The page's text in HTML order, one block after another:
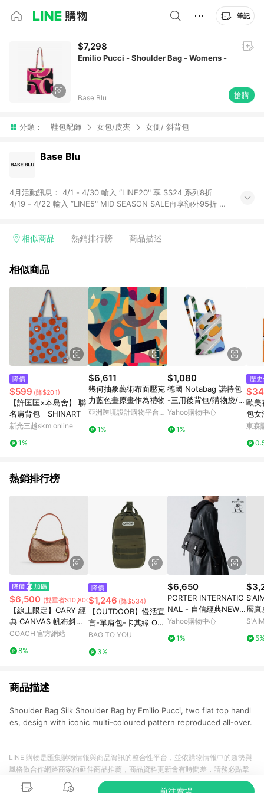
筆記
$7,298
Emilio Pucci - Shoulder Bag - Womens -
Base Blu 搶購
分類： 鞋包配飾 女包/皮夾 女側/ 斜背包
Base Blu
4月活動訊息： 4/1 - 4/30 輸入 “LINE20" 享 SS24 系列8折
4/19 - 4/22 輸入 “LINE5" MID SEASON SALE再享額外95折 ※
續確認發送。 2.國際商家之商品金額及回饋點數依據將以商品未
相似商品 熱銷排行榜 商品描述
相似商品
降價
$599 (降$201)
【許匡匡×本島舍】 聯
名肩背包｜SHINART
新光三越skm online
1%
$6,611
幾何抽象藝術布面壓克
力藍色畫原畫作為禮物
亞洲跨境設計購物平台
1%
$1,080
德國 Notabag 諾特包
-三用後背包/購物袋/手
提袋-璀璨瑰寶
Yahoo購物中心
1%
歷
歐美
包女
肩包
東森
熱銷排行榜
$6,500 (雙重省$10,800)
【線上限定】CARY 經
典 CANVAS 帆布斜背
手袋
COACH 官方網站
8%
降價
$1,246 (降$534)
【OUTDOOR】慢活宣
言-單肩包-卡其綠 OD2
33316KI
BAG TO YOU
3%
$6,650
PORTER INTERNATIO
NAL - 自信經典NEW
HEAT斜背包 - 全黑
Yahoo購物中心
1%
層
商品描述
Shoulder Bag Silk Shoulder Bag by Emilio Pucci, two flat top handl
es, design with iconic multi-coloured pattern reproduced all-over.
前往賣場
LINE 購物是匯集購物情報與商品資訊的整合性平台，並依購物情報中的趨勢與
風格做合作網路商家的延伸商品推薦，商品資料更新會有時間差，請務必點擊
商品至各合作網路商家，確認現售價與購物條件，一切資訊以合作廠商網頁為